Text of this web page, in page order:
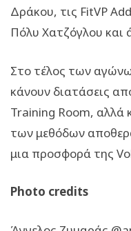
Δράκου, τις FitVP
Πόλυ Χατζόγλου και
Στο τέλος των
κάνουν διατάσεις
Training Room, αλλά
των μεθόδων
μια προσφορά της
Photo credits